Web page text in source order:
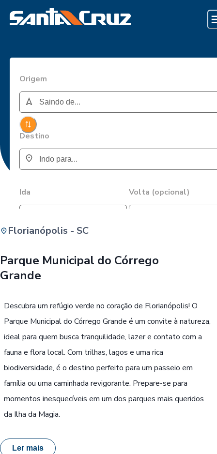
Origem
Destino
Ida Volta (opcional)
Florianópolis - SC
Parque Municipal do Córrego
Grande
Descubra um refúgio verde no coração de Florianópolis! O
Parque Municipal do Córrego Grande é um convite à natureza,
ideal para quem busca tranquilidade, lazer e contato com a
fauna e flora local. Com trilhas, lagos e uma rica
biodiversidade, é o destino perfeito para um passeio em
família ou uma caminhada revigorante. Prepare-se para
momentos inesquecíveis em um dos parques mais queridos
da Ilha da Magia.
Ler mais